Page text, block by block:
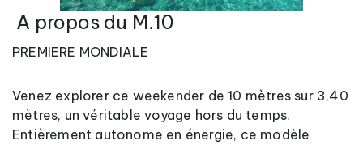
A propos du M.10
PREMIERE MONDIALE
Venez explorer ce weekender de 10 mètres sur 3,40
mètres, un véritable voyage hors du temps.
Entièrement autonome en énergie, ce modèle